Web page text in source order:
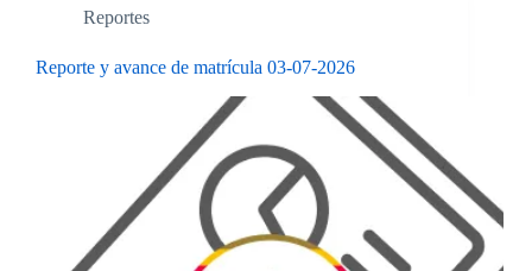
Reportes
Reporte y avance de matrícula 03-07-2026